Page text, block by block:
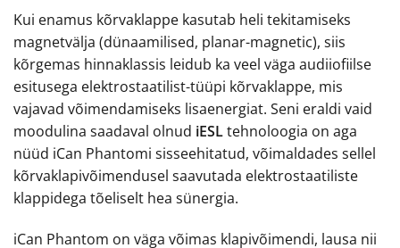
Kui enamus kõrvaklappe kasutab heli tekitamiseks
magnetvälja (dünaamilised, planar-magnetic), siis
kõrgemas hinnaklassis leidub ka veel väga audiiofiilse
esitusega elektrostaatilist-tüüpi kõrvaklappe, mis
vajavad võimendamiseks lisaenergiat. Seni eraldi vaid
moodulina saadaval olnud iESLtehnoloogia on aga
nüüd iCan Phantomi sisseehitatud, võimaldades sellel
kõrvaklapivõimendusel saavutada elektrostaatiliste
klappidega tõeliselt hea sünergia.
iCan Phantom on väga võimas klapivõimendi, lausa nii